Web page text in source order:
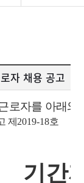
자 채용 공고
로자를 아래와
제 2019-18호
기간